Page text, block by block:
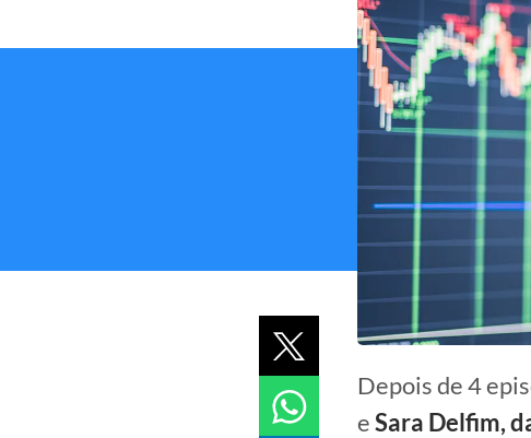
Depois de 4
eSara Delfim,